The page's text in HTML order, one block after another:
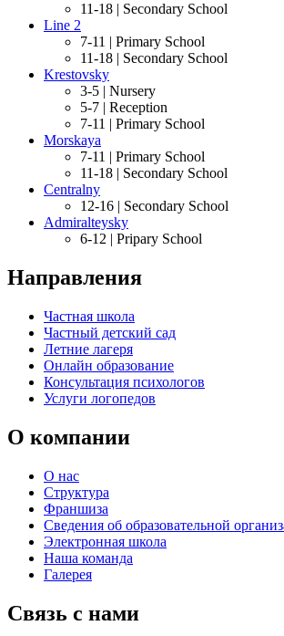
11-18 | Secondary School
Line 2
7-11 | Primary School
11-18 | Secondary School
Krestovsky
3-5 | Nursery
5-7 | Reception
7-11 | Primary School
Morskaya
7-11 | Primary School
11-18 | Secondary School
Centralny
12-16 | Secondary School
Admiralteysky
6-12 | Pripary School
Направления
Частная школа
Частный детский сад
Летние лагеря
Онлайн образование
Консультация психологов
Услуги логопедов
О компании
О нас
Структура
Франшиза
Сведения об образовательной
Электронная школа
Наша команда
Галерея
Связь с нами